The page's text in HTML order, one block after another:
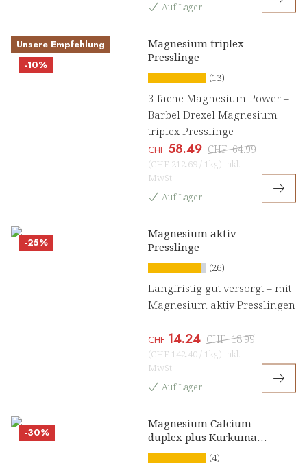
Auf Lager
Unsere Empfehlung
-10%
Magnesium triplex
Presslinge
(13)
3-fache Magnesium-Power –
Bärbel Drexel Magnesium
triplex Presslinge
CHF 58.49 CHF 64.99
(CHF 212.69 / 1kg) inkl.
MwSt
Auf Lager
-25%
Magnesium aktiv
Presslinge
(26)
Langfristig gut versorgt – mit
Magnesium aktiv Presslingen
CHF 14.24 CHF 18.99
(CHF 142.40 / 1kg) inkl.
MwSt
Auf Lager
-30%
Magnesium Calcium
duplex plus Kurkuma
Presslinge
(4)